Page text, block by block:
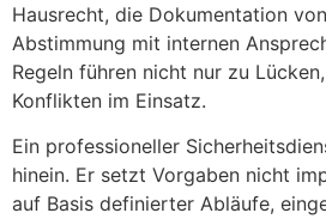
Hausrecht, die Dokumentation
Abstimmung mit internen
Regeln führen nicht nur zu
Konflikten im Einsatz.
Ein professioneller
hinein. Er setzt Vorgaben nicht
auf Basis definierter Abläufe,